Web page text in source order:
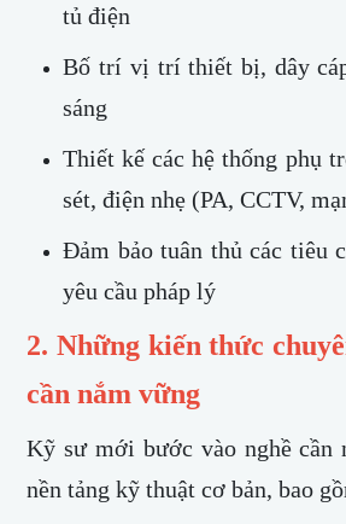
tủ điện
Bố trí vị trí thiết bị, dây
sáng
Thiết kế các hệ thống phụ
sét, điện nhẹ (PA, CCTV,
Đảm bảo tuân thủ các tiêu
yêu cầu pháp lý
2. Những kiến thức
cần nắm vững
Kỹ sư mới bước vào nghề cần
nền tảng kỹ thuật cơ bản, bao